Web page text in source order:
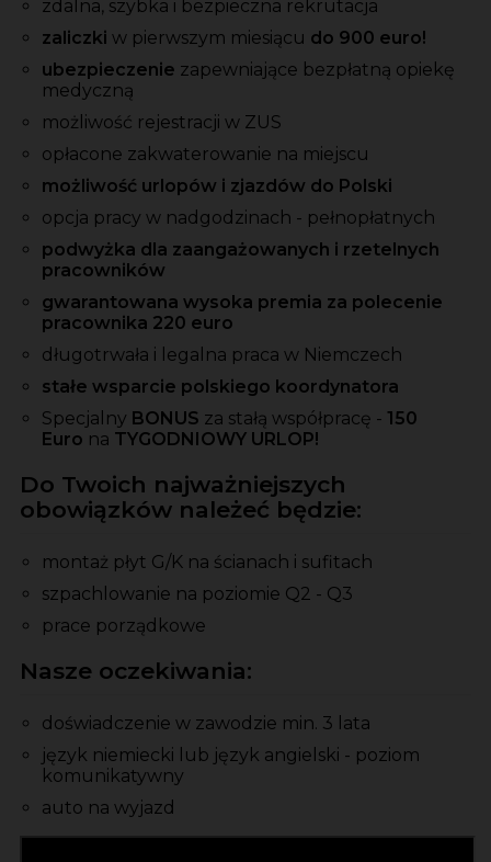
zdalna, szybka i bezpieczna rekrutacja
zaliczki w pierwszym miesiącu do 900 euro!
ubezpieczenie zapewniające bezpłatną opiekę
medyczną
możliwość rejestracji w ZUS
opłacone zakwaterowanie na miejscu
możliwość urlopów i zjazdów do Polski
opcja pracy w nadgodzinach - pełnopłatnych
podwyżka dla zaangażowanych i rzetelnych
pracowników
gwarantowana wysoka premia za polecenie
pracownika 220 euro
długotrwała i legalna praca w Niemczech
stałe wsparcie polskiego koordynatora
Specjalny BONUS za stałą współpracę - 150
Euro na TYGODNIOWY URLOP!
Do Twoich najważniejszych
obowiązków należeć będzie:
montaż płyt G/K na ścianach i sufitach
szpachlowanie na poziomie Q2 - Q3
prace porządkowe
Nasze oczekiwania:
doświadczenie w zawodzie min. 3 lata
język niemiecki lub język angielski - poziom
komunikatywny
auto na wyjazd